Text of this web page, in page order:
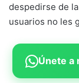
despedirse de
usuarios no les
Únete a